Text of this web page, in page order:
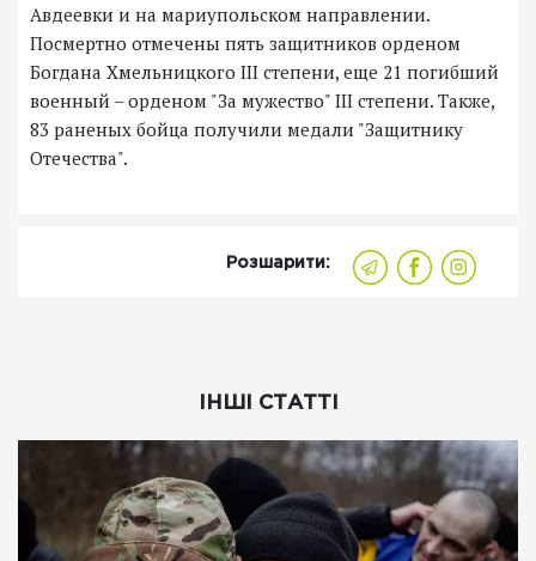
Авдеевки и на мариупольском направлении.
Посмертно отмечены пять защитников орденом
Богдана Хмельницкого III степени, еще 21 погибший
военный – орденом "За мужество" ІІІ степени. Также,
83 раненых бойца получили медали "Защитнику
Отечества".
Розшарити:
ІНШІ СТАТТІ